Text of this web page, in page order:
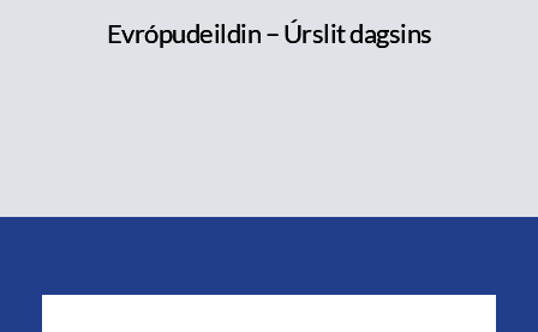
Evrópudeildin – Úrslit dagsins